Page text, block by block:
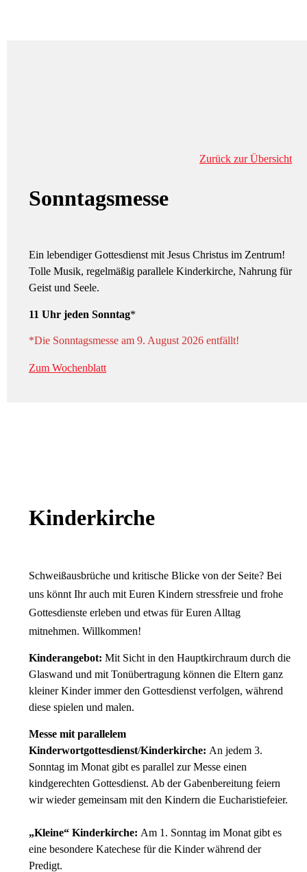
Sonntagsmesse
Ein lebendiger Gottesdienst mit Jesus Christus im Zentrum!
Tolle Musik, regelmäßig parallele Kinderkirche, Nahrung für
Geist und Seele.
11 Uhr jeden Sonntag*
*Die Sonntagsmesse am 9. August 2026 entfällt!
Zum Wochenblatt
Zurück zur Übersicht
Kinderkirche
Schweißausbrüche und kritische Blicke von der Seite? Bei
uns könnt Ihr auch mit Euren Kindern stressfreie und frohe
Gottesdienste erleben und etwas für Euren Alltag
mitnehmen. Willkommen!
Kinderangebot: Mit Sicht in den Hauptkirchraum durch die
Glaswand und mit Tonübertragung können die Eltern ganz
kleiner Kinder immer den Gottesdienst verfolgen, während
diese spielen und malen.
Messe mit parallelem
Kinderwortgottesdienst/Kinderkirche: An jedem 3.
Sonntag im Monat gibt es parallel zur Messe einen
kindgerechten Gottesdienst. Ab der Gabenbereitung feiern
wir wieder gemeinsam mit den Kindern die Eucharistiefeier.
„Kleine“ Kinderkirche: Am 1. Sonntag im Monat gibt es
eine besondere Katechese für die Kinder während der
Predigt.